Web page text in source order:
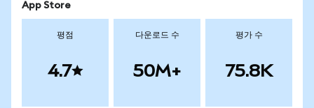
App Store
평점
4.7
다운로드 수
50M+
평가 수
75.8K